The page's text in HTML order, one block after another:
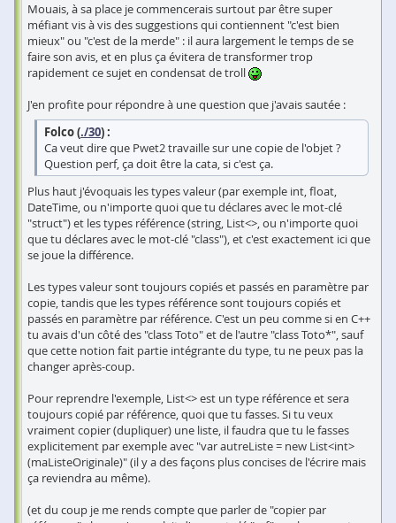
Mouais, à sa place je commencerais surtout par être super
méfiant vis à vis des suggestions qui contiennent "c'est bien
mieux" ou "c'est de la merde" : il aura largement le temps de se
faire son avis, et en plus ça évitera de transformer trop
rapidement ce sujet en condensat de troll
J'en profite pour répondre à une question que j'avais sautée :
Folco (./30) :
Ca veut dire que Pwet2 travaille sur une copie de l'objet ?
Question perf, ça doit être la cata, si c'est ça.
Plus haut j'évoquais les types valeur (par exemple int, float,
DateTime, ou n'importe quoi que tu déclares avec le mot-clé
"struct") et les types référence (string, List<>, ou n'importe quoi
que tu déclares avec le mot-clé "class"), et c'est exactement ici que
se joue la différence.
Les types valeur sont toujours copiés et passés en paramètre par
copie, tandis que les types référence sont toujours copiés et
passés en paramètre par référence. C'est un peu comme si en C++
tu avais d'un côté des "class Toto" et de l'autre "class Toto*", sauf
que cette notion fait partie intégrante du type, tu ne peux pas la
changer après-coup.
Pour reprendre l'exemple, List<> est un type référence et sera
toujours copié par référence, quoi que tu fasses. Si tu veux
vraiment copier (dupliquer) une liste, il faudra que tu le fasses
explicitement par exemple avec "var autreListe = new List<int>
(maListeOriginale)" (il y a des façons plus concises de l'écrire mais
ça reviendra au même).
(et du coup je me rends compte que parler de "copier par